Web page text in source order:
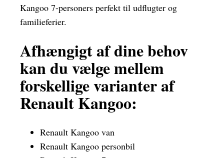
Kangoo 7-personers perfekt til udflugter og
familieferier.
Afhængigt af dine behov
kan du vælge mellem
forskellige varianter af
Renault Kangoo:
Renault Kangoo van
Renault Kangoo personbil